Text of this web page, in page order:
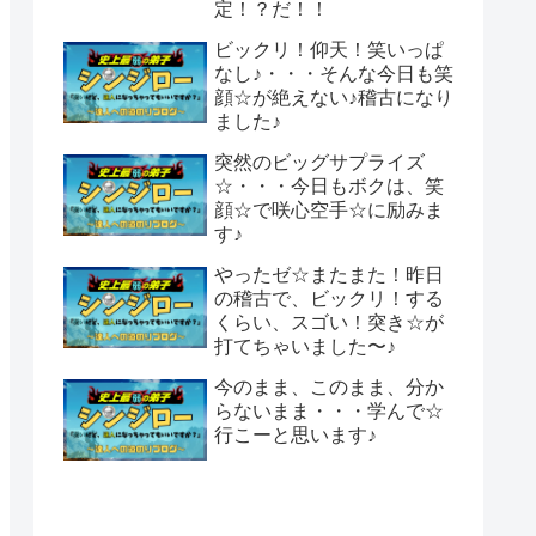
定！？だ！！
ビックリ！仰天！笑いっぱ
なし♪・・・そんな今日も笑
顔☆が絶えない♪稽古になり
ました♪
突然のビッグサプライズ
☆・・・今日もボクは、笑
顔☆で咲心空手☆に励みま
す♪
やったゼ☆またまた！昨日
の稽古で、ビックリ！する
くらい、スゴい！突き☆が
打てちゃいました〜♪
今のまま、このまま、分か
らないまま・・・学んで☆
行こーと思います♪